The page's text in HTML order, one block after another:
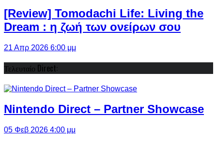
[Review] Tomodachi Life: Living the
Dream : η ζωή των ονείρων σου
21 Απρ 2026 6:00 μμ
Τελευταίο Direct:
Nintendo Direct – Partner Showcase
05 Φεβ 2026 4:00 μμ